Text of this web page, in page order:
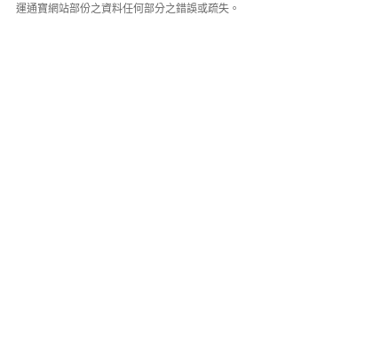
運通寶網站部份之資料任何部分之錯誤或疏失。